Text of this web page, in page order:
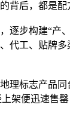
后，都是配
步构建“产
代工、贴牌
理标志产品
架便迅速售